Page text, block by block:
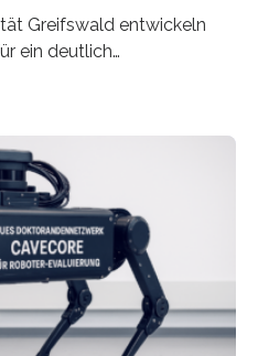
Greifswald entwickeln
ein deutlich
menschlichen Gehirn. Die
vor
Silizium-
Grenzen: Sie verbrauchen
Verarbeitungseinheiten
die Datenübertragung
aus. Da KI-Modelle
Datenmengen
Bedarf an neuen